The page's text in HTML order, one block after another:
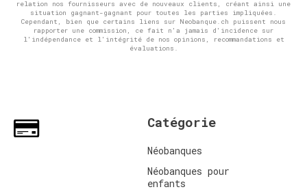
relation nos fournisseurs avec de nouveaux clients, créant ainsi une
situation gagnant-gagnant pour toutes les parties impliquées.
Cependant, bien que certains liens sur Neobanque.ch puissent nous
rapporter une commission, ce fait n'a jamais d'incidence sur
l'indépendance et l'intégrité de nos opinions, recommandations et
évaluations.
Catégorie
Néobanques
Néobanques pour
enfants